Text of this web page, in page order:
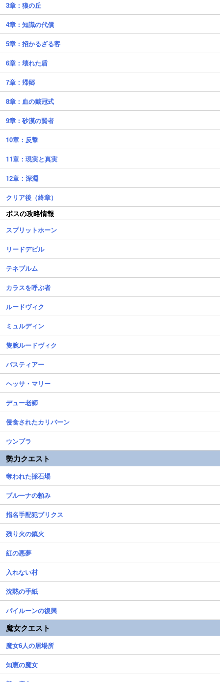
3章：狼の丘
4章：知識の代償
5章：招かるざる客
6章：壊れた盾
7章：帰郷
8章：血の戴冠式
9章：砂漠の賢者
10章：反撃
11章：現実と真実
12章：深淵
クリア後（終章）
ボスの攻略情報
スプリットホーン
リードデビル
テネブルム
カラスを呼ぶ者
ルードヴィク
ミュルディン
隻腕ルードヴィク
バスティアー
ヘッサ・マリー
デュー老師
侵食されたカリバーン
ウンブラ
勢力クエスト
奪われた採石場
ブルーナの頼み
指名手配犯ブリクス
残り火の鎮火
紅の悪夢
入れない村
沈黙の手紙
パイルーンの復興
魔女クエスト
魔女6人の居場所
知恵の魔女